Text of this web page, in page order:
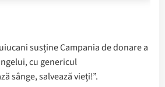
susține Campania de donare a
cu genericul
sânge, salvează vieți!”.